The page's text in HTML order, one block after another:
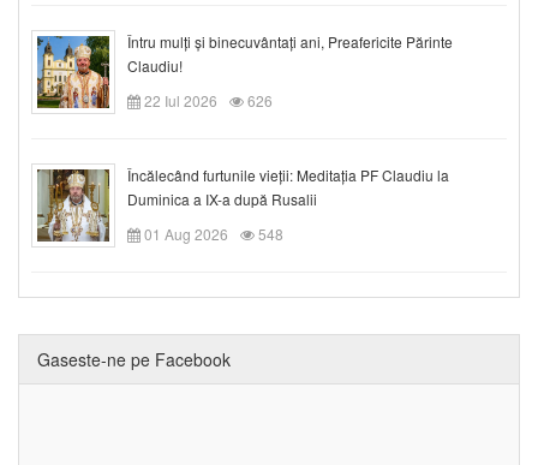
Întru mulți și binecuvântați ani, Preafericite Părinte
Claudiu!
22 Iul 2026
626
Încălecând furtunile vieții: Meditația PF Claudiu la
Duminica a IX-a după Rusalii
01 Aug 2026
548
Gaseste-ne pe Facebook